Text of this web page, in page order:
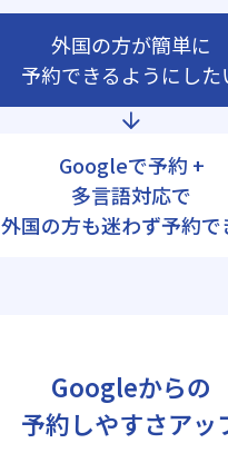
外国の方が簡単に
予約できるようにした
Googleで予約 +
多言語対応で
外国の方も迷わず予約で
Googleからの
予約しやすさアッ